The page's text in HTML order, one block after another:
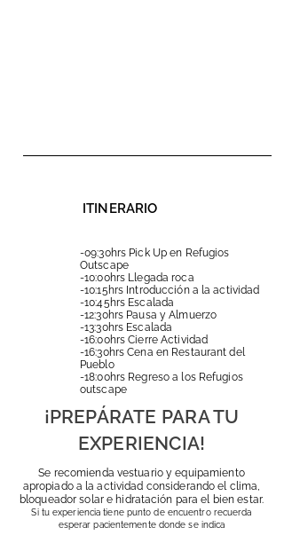
ITINERARIO
-09:30hrs Pick Up en Refugios
Outscape
-10:00hrs Llegada roca
-10:15hrs Introducción a la actividad
-10:45hrs Escalada
-12:30hrs Pausa y Almuerzo
-13:30hrs Escalada
-16:00hrs Cierre Actividad
-16:30hrs Cena en Restaurant del
Pueblo
-18:00hrs Regreso a los Refugios
outscape
¡PREPÁRATE PARA TU
EXPERIENCIA!
Se recomienda vestuario y equipamiento
apropiado a la actividad considerando el clima,
bloqueador solar e hidratación para el bien estar.
Si tu experiencia tiene punto de encuentro recuerda
esperar pacientemente donde se indica